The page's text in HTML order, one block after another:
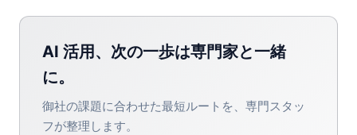
AI 活用、次の一歩は専門家と一緒
に。
御社の課題に合わせた最短ルートを、専門スタッ
フが整理します。